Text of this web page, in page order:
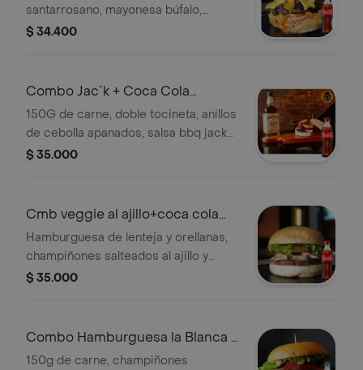
santarrosano, mayonesa búfalo,
chutney de pimentón, queso cheddar
$ 34.400
Combo Jac´k + Coca Cola
Original 400 ml
150G de carne, doble tocineta, anillos
de cebolla apanados, salsa bbq jack
daniel´s honey, queso y pan brioche. +
$ 35.000
Cmb veggie al ajillo+coca cola
orgl400ml
Hamburguesa de lenteja y orellanas,
champiñones salteados al ajillo y
queso cheddar tajado, vegetales y
$ 35.000
Combo Hamburguesa la Blanca +
Soda Schweppes 400Ml
150g de carne, champiñones